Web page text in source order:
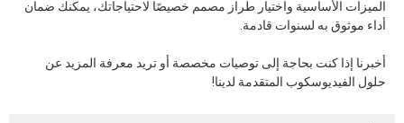
الميزات الأساسية واختيار طراز مصمم خصيصًا لاحتياجاتك، يمكنك ضمان
أداء موثوق به لسنوات قادمة.
أخبرنا إذا كنت بحاجة إلى توصيات مخصصة أو تريد معرفة المزيد عن
حلول الفيديوسكوب المتقدمة لدينا!